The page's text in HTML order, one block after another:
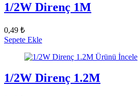
1/2W Direnç 1M
0,49 ₺
Sepete Ekle
Ürünü İncele
1/2W Direnç 1.2M